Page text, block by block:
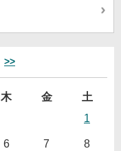
>>
木 金
土
1
6 7 8